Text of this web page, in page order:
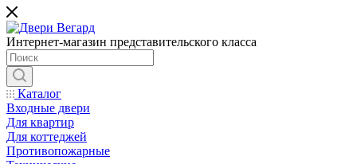
Интернет-магазин представительского класса
Каталог
Входные двери
Для квартир
Для коттеджей
Противопожарные